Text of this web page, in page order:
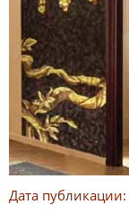
Дата публикации: